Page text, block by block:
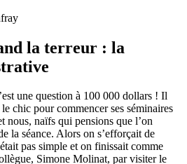
la terreur : la
une question à 100 000 dollars ! Il
chic pour commencer ses séminaires
nous, naïfs qui pensions que l’on
la séance. Alors on s’efforçait de
pas simple et on finissait comme
Simone Molinat, par visiter le